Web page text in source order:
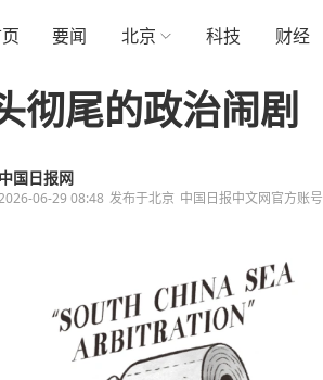
要闻 北京 科技 财经
彻尾的政治闹剧
中国日报网
06-29 08:48 发布于北京 中国日报中文网官方账号